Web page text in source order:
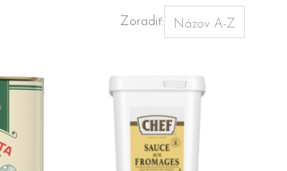
Zoradiť: